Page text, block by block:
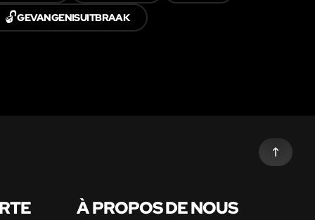
🔓GEVANGENISUITBRAAK
À PROPOS DE NOUS